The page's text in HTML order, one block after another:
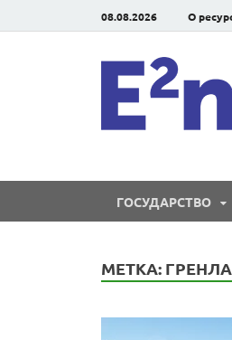
08.08.2026 О
ГОСУДАРСТВО
МЕТКА: